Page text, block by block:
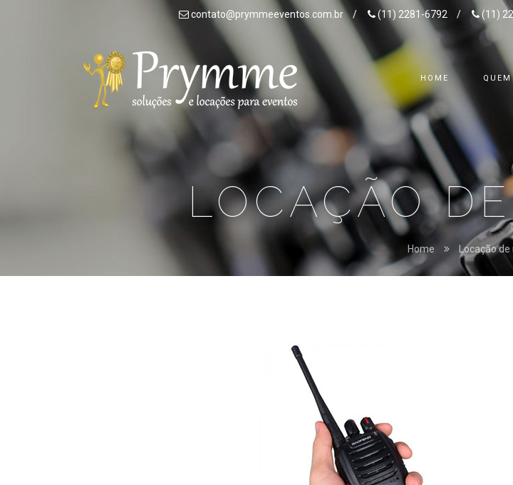
contato@prymmeeventos.com.br / (11) 2281-6792 / (11)
Prymme
Eventos
Locação
HOME
LOCAÇÃO
Home Locação de